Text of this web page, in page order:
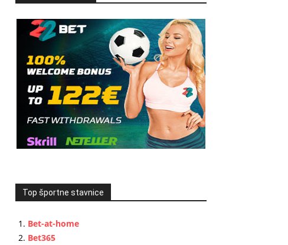
Top športne stavnice
Bet-at-home
Bet365